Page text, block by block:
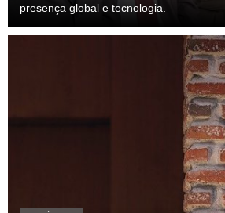
presença global e tecnologia.